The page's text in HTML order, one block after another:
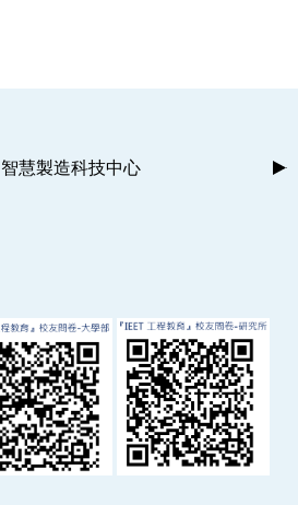
智慧製造科技中心